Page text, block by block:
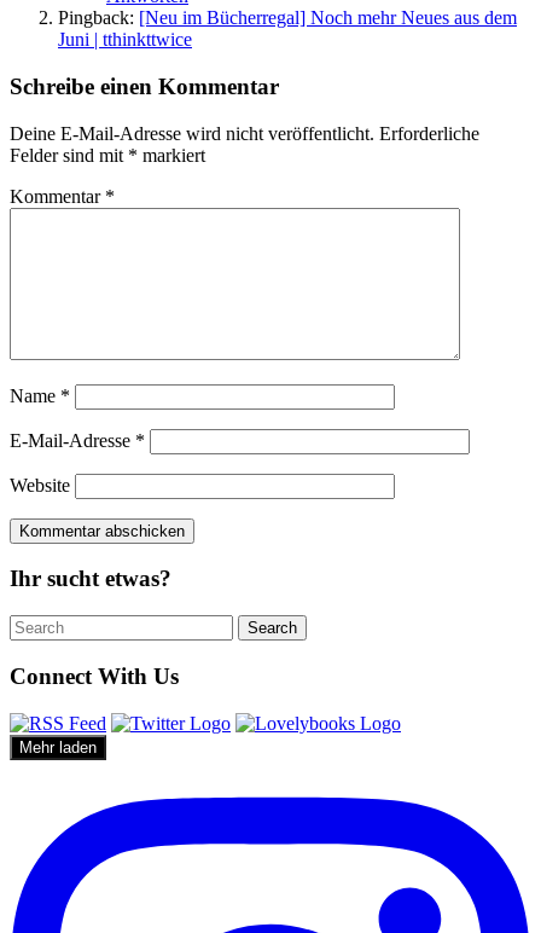
Pingback: [Neu im Bücherregal] Noch mehr Neues aus dem
Juni | tthinkttwice
Schreibe einen Kommentar
Deine E-Mail-Adresse wird nicht veröffentlicht. Erforderliche
Felder sind mit * markiert
Kommentar *
Name *
E-Mail-Adresse *
Website
Ihr sucht etwas?
Search
for:
Search
Connect With Us
Mehr laden